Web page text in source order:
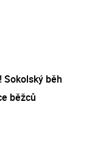
běh
běžců